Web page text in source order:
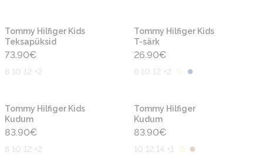
Tommy Hilfiger Kids
Teksapüksid
73.90€
8 10 12 +2
Tommy Hilfiger Kids
T-särk
26.90€
8 10 12 +2
Tommy Hilfiger Kids
Kudum
83.90€
8 10 12 +2
Tommy Hilfiger
Kudum
83.90€
10 12 14 +1